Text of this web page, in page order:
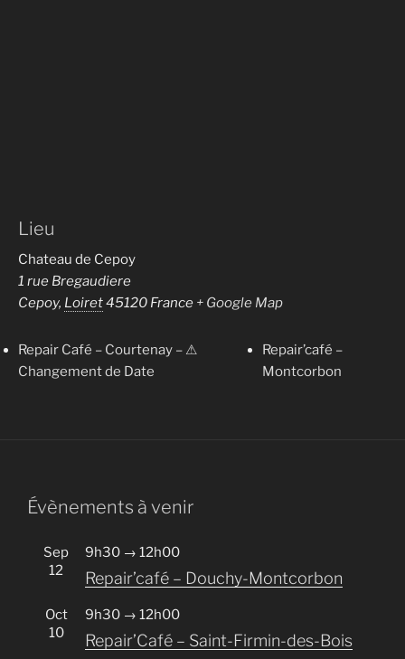
Lieu
Chateau de Cepoy
1 rue Bregaudiere
Cepoy, Loiret45120 France + Google Map
Repair Café – Courtenay – ⚠
Changement de Date
Repair’café –
Montcorbon
Évènements à venir
Sep
12
9h30 → 12h00
Repair’café – Douchy-Montcorbon
Oct
10
9h30 → 12h00
Repair’Café – Saint-Firmin-des-Bois